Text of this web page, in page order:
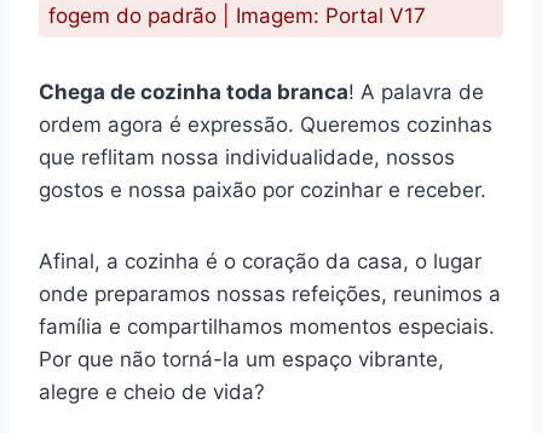
fogem do padrão | Imagem: Portal V17
Chega de cozinha toda branca! A palavra de
ordem agora é expressão. Queremos cozinhas
que reflitam nossa individualidade, nossos
gostos e nossa paixão por cozinhar e receber.
Afinal, a cozinha é o coração da casa, o lugar
onde preparamos nossas refeições, reunimos a
família e compartilhamos momentos especiais.
Por que não torná-la um espaço vibrante,
alegre e cheio de vida?